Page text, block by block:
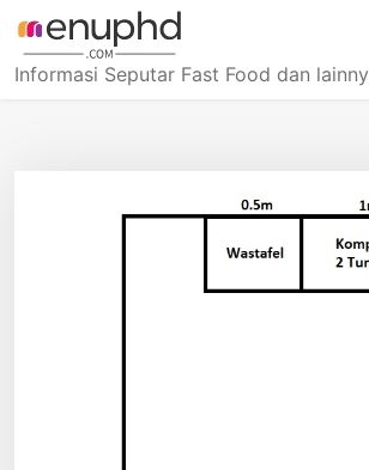
content
Informasi Seputar Fast Food dan